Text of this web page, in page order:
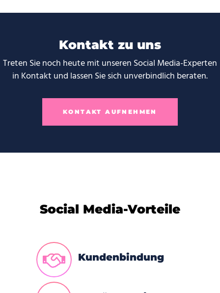
Kontakt zu uns
Treten Sie noch heute mit unseren Social Media-Experten
in Kontakt und lassen Sie sich unverbindlich beraten.
KONTAKT AUFNEHMEN
Social Media-Vorteile
Kundenbindung